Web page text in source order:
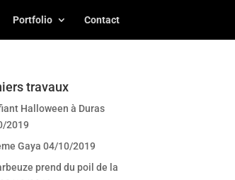
Portfolio Contact
travaux
Halloween à Duras
2019
Gaya 04/10/2019
prend du poil de la